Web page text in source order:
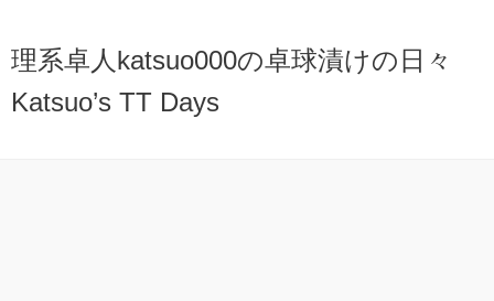
理系卓人katsuo000の卓球漬けの日々
Katsuo’s TT Days